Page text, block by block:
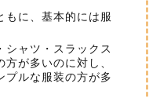
もに、基本的には服
シャツ・スラックス
が多いのに対し、
プルな服装の方が多